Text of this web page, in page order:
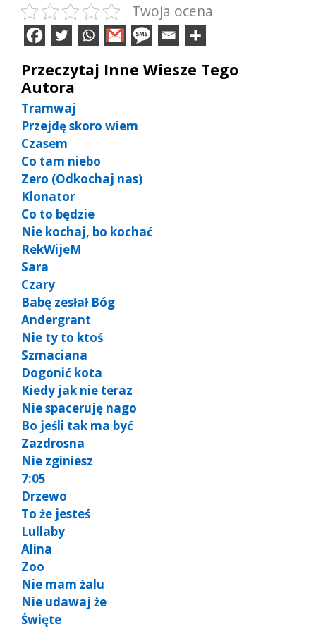
Twoja ocena
Przeczytaj Inne Wiesze Tego
Autora
Tramwaj
Przejdę skoro wiem
Czasem
Co tam niebo
Zero (Odkochaj nas)
Klonator
Co to będzie
Nie kochaj, bo kochać
RekWijeM
Sara
Czary
Babę zesłał Bóg
Andergrant
Nie ty to ktoś
Szmaciana
Dogonić kota
Kiedy jak nie teraz
Nie spaceruję nago
Bo jeśli tak ma być
Zazdrosna
Nie zginiesz
7:05
Drzewo
To że jesteś
Lullaby
Alina
Zoo
Nie mam żalu
Nie udawaj że
Święte